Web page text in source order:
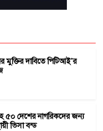
মুক্তির দাবিতে পিটিআই’র
৫০ দেশের নাগরিকদের জন্য
ভিসা বন্ড